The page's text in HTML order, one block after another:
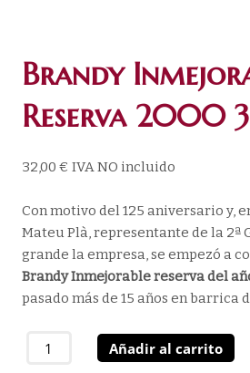
Brandy
Reserva 2000
32,00€ IVA NO incluido
Con motivo del 125 aniversario y,
Mateu Plà, representante de la 2ª
grande la empresa, se empezó a
Brandy Inmejorable reserva del
pasado más de 15 años en barrica
Brandy
Inmejorable
Añadir al carrito